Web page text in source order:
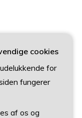
cookies
for
fungerer
af os og